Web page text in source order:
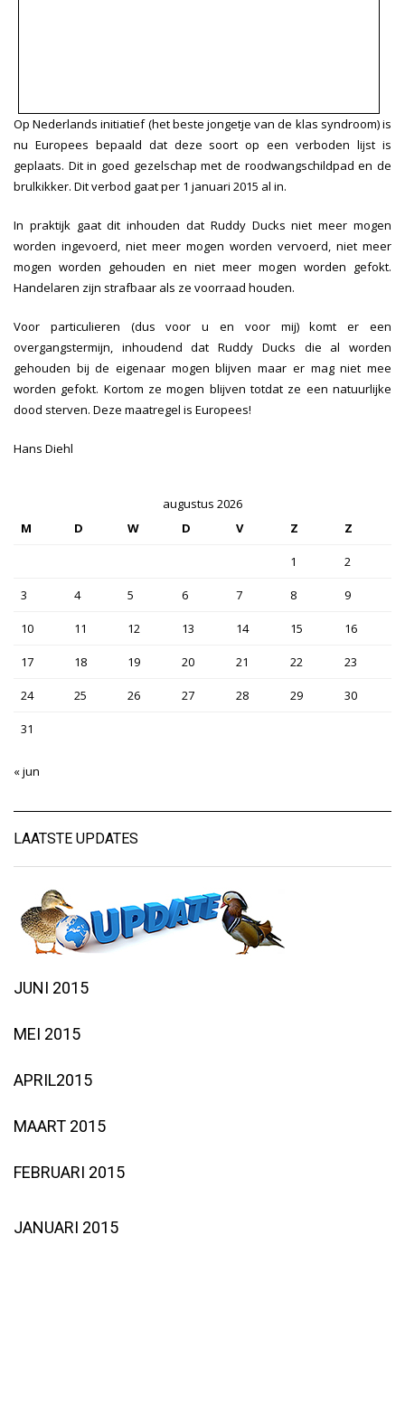
Op Nederlands initiatief (het beste jongetje van de klas syndroom) is
nu Europees bepaald dat deze soort op een verboden lijst is
geplaats. Dit in goed gezelschap met de roodwangschildpad en de
brulkikker. Dit verbod gaat per 1 januari 2015 al in.
In praktijk gaat dit inhouden dat Ruddy Ducks niet meer mogen
worden ingevoerd, niet meer mogen worden vervoerd, niet meer
mogen worden gehouden en niet meer mogen worden gefokt.
Handelaren zijn strafbaar als ze voorraad houden.
Voor particulieren (dus voor u en voor mij) komt er een
overgangstermijn, inhoudend dat Ruddy Ducks die al worden
gehouden bij de eigenaar mogen blijven maar er mag niet mee
worden gefokt. Kortom ze mogen blijven totdat ze een natuurlijke
dood sterven. Deze maatregel is Europees!
Hans Diehl
augustus 2026
M
D W D V Z Z
1 2
3 4 5 6 7 8 9
10 11 12 13 14 15 16
17 18 19 20 21 22 23
24 25 26 27 28 29 30
31
« jun
LAATSTE UPDATES
JUNI 2015
MEI 2015
APRIL2015
MAART 2015
FEBRUARI 2015
JANUARI 2015